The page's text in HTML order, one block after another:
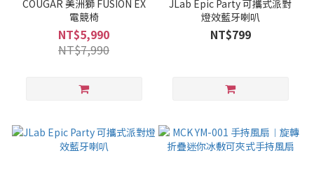
COUGAR 美洲獅 FUSION EX
電競椅
NT$5,990
NT$7,990
JLab Epic Party 可攜式派對
燈效藍牙喇叭
NT$799